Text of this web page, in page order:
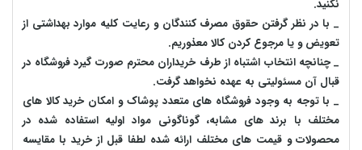
نکنید.
_ با در نظر گرفتن حقوق مصرف کنندگان و رعایت کلیه موارد بهداشتی از
تعویض و یا مرجوع کردن کالا معذوریم.
_ چنانچه انتخاب اشتباه از طرف خریداران محترم صورت گیرد فروشگاه در
قبال آن مسئولیتی به عهده نخواهد گرفت.
_ با توجه به‌ وجود فروشگاه های متعدد‌ پوشاک و امکان خرید کالا های
مختلف با برند های مشابه، گوناگونی مواد اولیه استفاده شده در
محصولات و قیمت های مختلف ارائه شده لطفا قبل از خرید با مقایسه